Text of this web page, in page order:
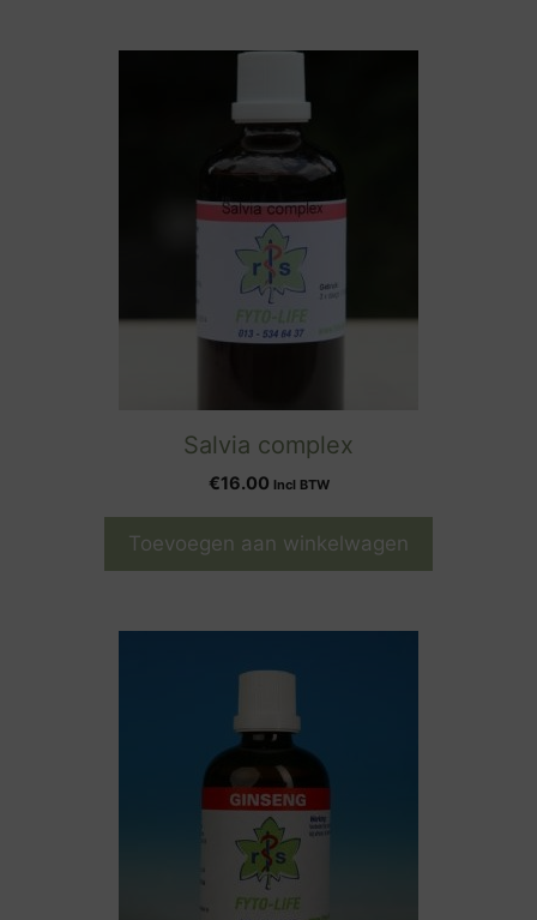
Salvia complex
€16.00 Incl BTW
Toevoegen aan winkelwagen